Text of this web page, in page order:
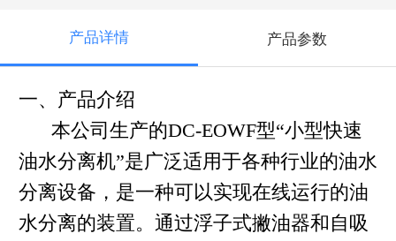
产品详情 产品参数
一、产品介绍
本公司生产的DC-EOWF型“小型快速
油水分离机”是广泛适用于各种行业的油水
分离设备，是一种可以实现在线运行的油
水分离的装置。 通过浮子式撇油器和自吸